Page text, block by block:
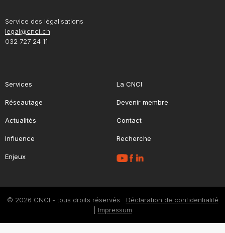
Service des légalisations
legal@cnci.ch
032 727 24 11
Services
Réseautage
Actualités
Influence
Enjeux
La CNCI
Devenir membre
Contact
Recherche
© 2026 CNCI - tous droits réservés Déclaration de confidentialité
Impressum